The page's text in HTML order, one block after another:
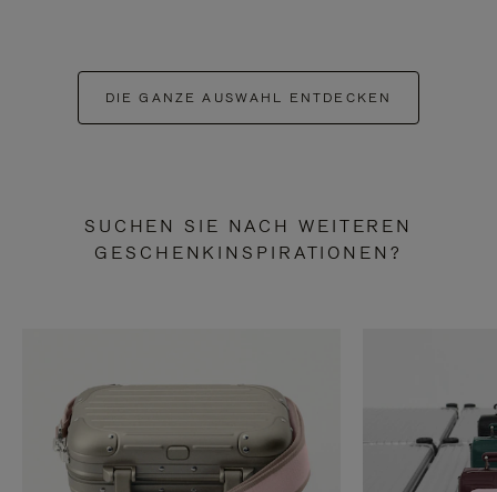
DIE GANZE AUSWAHL ENTDECKEN
SUCHEN SIE NACH WEITEREN
GESCHENKINSPIRATIONEN?